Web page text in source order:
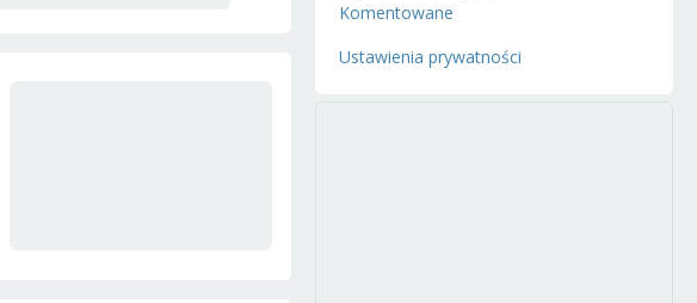
Komentowane
Ustawienia prywatności